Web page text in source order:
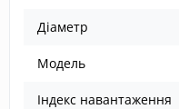
Діаметр
Модель
Індекс навантаження